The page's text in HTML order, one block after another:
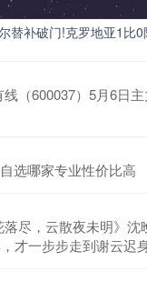
替补破门!克罗地亚1比
（600037）5月6日
选哪家专业性价比高
尽，云散夜未明》沈
才一步步走到谢云迟身